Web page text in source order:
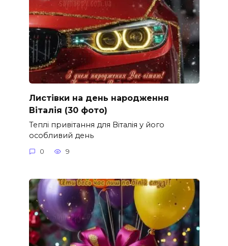
Листівки на день народження
Віталія (30 фото)
Теплі привітання для Віталія у його
особливий день
0 9